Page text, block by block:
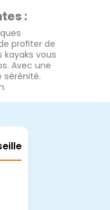
:
profiter de
vous
Avec une
sérénité.